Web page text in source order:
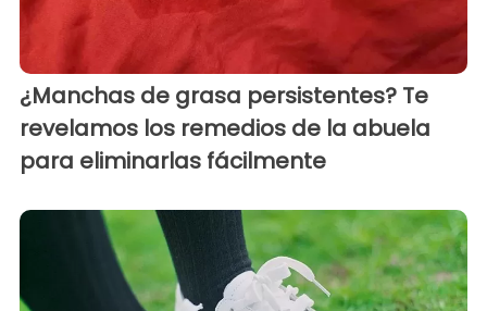
¿Manchas de grasa persistentes? Te
revelamos los remedios de la abuela
para eliminarlas fácilmente